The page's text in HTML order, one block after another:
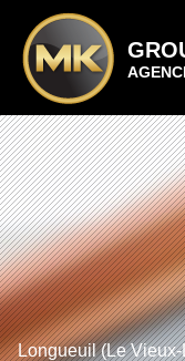
Longueuil (Le